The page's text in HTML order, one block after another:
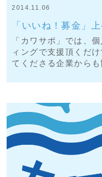
2014.11.06
「いいね！募金」
「カワサポ」では、
ィングで支援頂くだ
てくださる企業から